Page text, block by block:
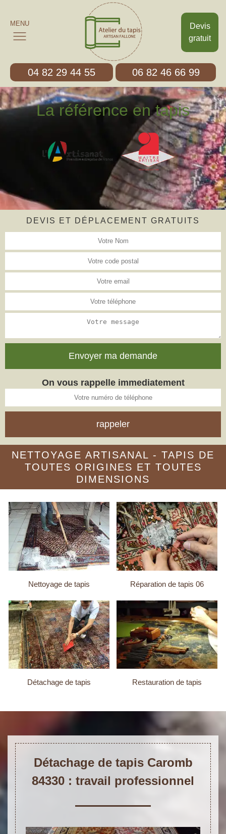
Devis
gratuit
MENU
04 82 29 44 55 06 82 46 66 99
La référence en tapis
DEVIS ET DÉPLACEMENT GRATUITS
On vous rappelle immediatement
NETTOYAGE ARTISANAL - TAPIS DE
TOUTES ORIGINES ET TOUTES
DIMENSIONS
Nettoyage de tapis Réparation de tapis 06
Détachage de tapis Restauration de tapis
Détachage de tapis Caromb
84330 : travail professionnel